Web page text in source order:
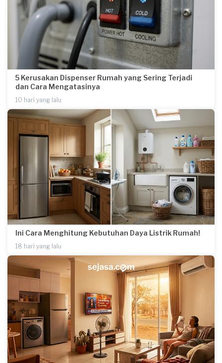
5 Kerusakan Dispenser Rumah yang Sering Terjadi
dan Cara Mengatasinya
10 hari yang lalu
Ini Cara Menghitung Kebutuhan Daya Listrik Rumah!
18 hari yang lalu